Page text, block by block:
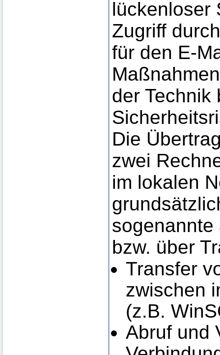
lückenloser
Zugriff
für den E-
der Technik
Die
zwei
im lokalen
sogenannte
bzw. über
Transfer
zwischen
(z.B.
Abruf und